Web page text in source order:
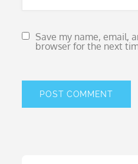
Save my name, email,
browser for the next